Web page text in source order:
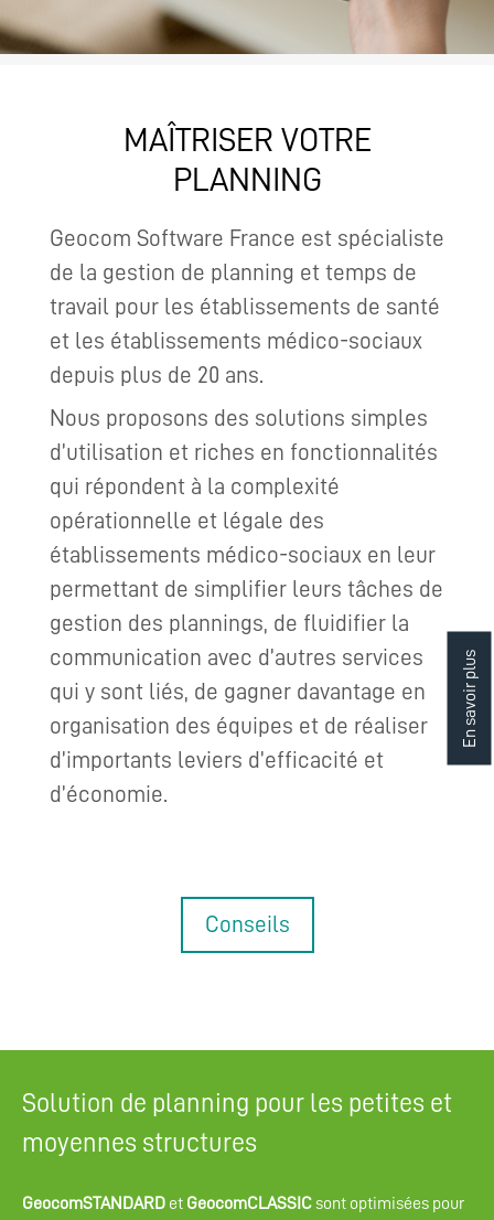
MAÎTRISER VOTRE
PLANNING
Geocom Software France est spécialiste
de la gestion de planning et temps de
travail pour les établissements de santé
et les établissements médico-sociaux
depuis plus de 20 ans.
Nous proposons des solutions simples
d’utilisation et riches en fonctionnalités
qui répondent à la complexité
opérationnelle et légale des
établissements médico-sociaux en leur
permettant de simplifier leurs tâches de
gestion des plannings, de fluidifier la
communication avec d’autres services
qui y sont liés, de gagner davantage en
organisation des équipes et de réaliser
d’importants leviers d’efficacité et
d’économie.
Conseils
Solution de planning pour les petites et
moyennes structures
GeocomSTANDARD et GeocomCLASSICsont optimisées pour
En savoir plus